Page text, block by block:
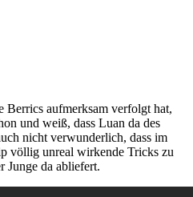
Berrics aufmerksam verfolgt hat,
und weiß, dass Luan da des
nicht verwunderlich, dass im
völlig unreal wirkende Tricks zu
Junge da abliefert.